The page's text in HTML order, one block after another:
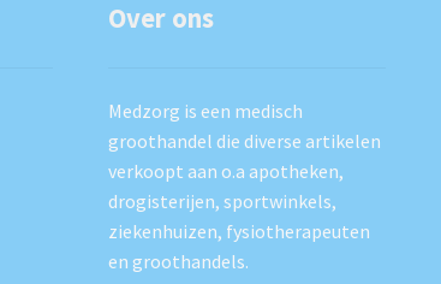
Over ons
Medzorg is een medisch
groothandel die diverse artikelen
verkoopt aan o.a apotheken,
drogisterijen, sportwinkels,
ziekenhuizen, fysiotherapeuten
en groothandels.